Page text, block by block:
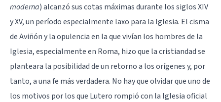
moderna) alcanzó sus cotas máximas durante los siglos XIV
y XV, un período especialmente laxo para la Iglesia. El cisma
de Aviñón y la opulencia en la que vivían los hombres de la
Iglesia, especialmente en Roma, hizo que la cristiandad se
planteara la posibilidad de un retorno a los orígenes y, por
tanto, a una fe más verdadera. No hay que olvidar que uno de
los motivos por los que Lutero rompió con la Iglesia oficial